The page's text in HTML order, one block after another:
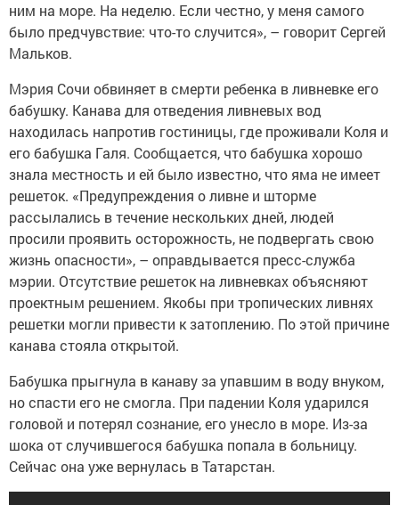
ним на море. На неделю. Если честно, у меня самого
было предчувствие: что-то случится», – говорит Сергей
Мальков.
Мэрия Сочи обвиняет в смерти ребенка в ливневке его
бабушку. Канава для отведения ливневых вод
находилась напротив гостиницы, где проживали Коля и
его бабушка Галя. Сообщается, что бабушка хорошо
знала местность и ей было известно, что яма не имеет
решеток. «Предупреждения о ливне и шторме
рассылались в течение нескольких дней, людей
просили проявить осторожность, не подвергать свою
жизнь опасности», – оправдывается пресс-служба
мэрии. Отсутствие решеток на ливневках объясняют
проектным решением. Якобы при тропических ливнях
решетки могли привести к затоплению. По этой причине
канава стояла открытой.
Бабушка прыгнула в канаву за упавшим в воду внуком,
но спасти его не смогла. При падении Коля ударился
головой и потерял сознание, его унесло в море. Из-за
шока от случившегося бабушка попала в больницу.
Сейчас она уже вернулась в Татарстан.